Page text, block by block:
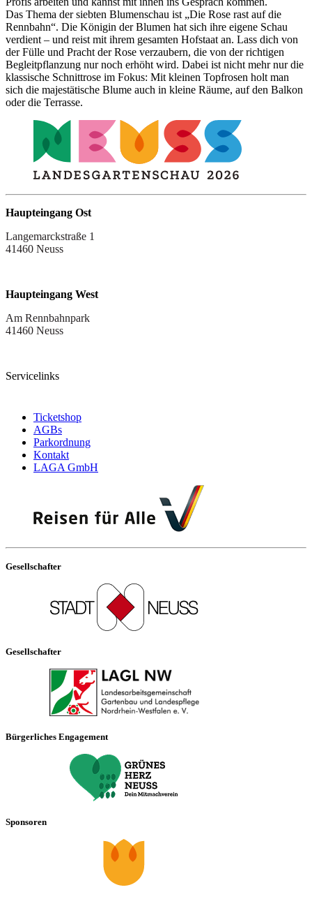
Das Thema der siebten Blumenschau ist „Die Rose rast auf die
Rennbahn“. Die Königin der Blumen hat sich ihre eigene Schau
verdient – und reist mit ihrem gesamten Hofstaat an. Lass dich von
der Fülle und Pracht der Rose verzaubern, die von der richtigen
Begleitpflanzung nur noch erhöht wird. Dabei ist nicht mehr nur die
klassische Schnittrose im Fokus: Mit kleinen Topfrosen holt man
sich die majestätische Blume auch in kleine Räume, auf den Balkon
oder die Terrasse.
Haupteingang Ost
Langemarckstraße 1
41460 Neuss
Haupteingang West
Am Rennbahnpark
41460 Neuss
Servicelinks
Ticketshop
AGBs
Parkordnung
Kontakt
LAGA GmbH
Gesellschafter
Gesellschafter
Bürgerliches Engagement
Sponsoren